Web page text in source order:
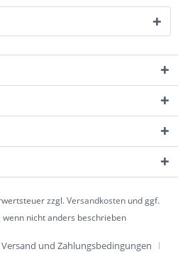
zzgl.Versandkosten und ggf.
nicht anders beschrieben
Versand und Zahlungsbedingungen